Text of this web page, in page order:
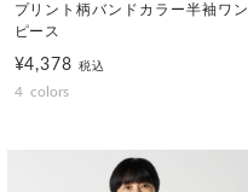
プリント柄バンドカラー半袖ワン
ピース
¥4,378税込
4 colors